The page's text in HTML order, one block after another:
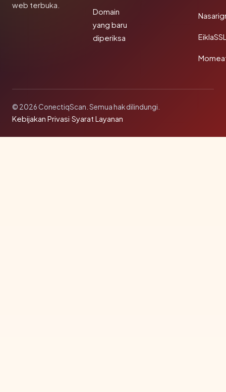
web terbuka.
Domain
yang baru
diperiksa
© 2026 ConectiqScan. Semua hak dilindungi.
Kebijakan Privasi·Syarat Layanan